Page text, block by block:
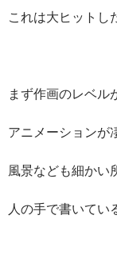
これは大ヒットし
まず作画のレベル
アニメーションが
風景なども細かい
人の手で書いてい